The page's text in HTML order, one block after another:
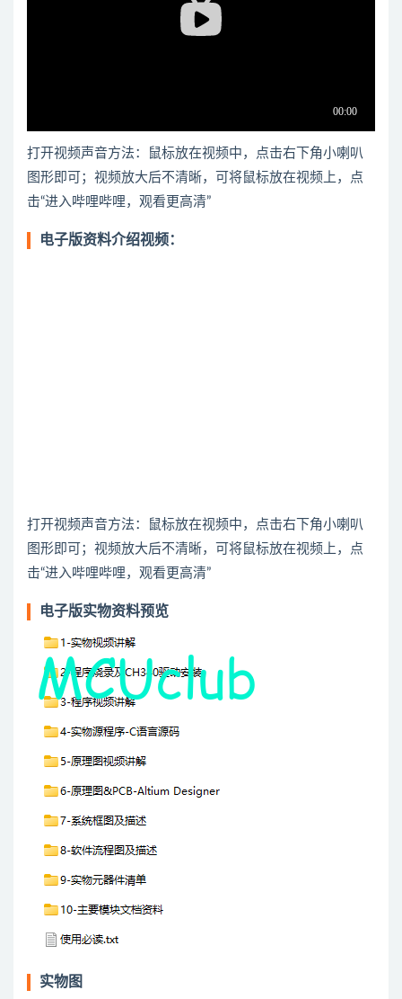
打开视频声音方法：鼠标放在视频中，点击右下角小喇叭
图形即可；视频放大后不清晰，可将鼠标放在视频上，点
击“进入哔哩哔哩，观看更高清”
电子版资料介绍视频：
打开视频声音方法：鼠标放在视频中，点击右下角小喇叭
图形即可；视频放大后不清晰，可将鼠标放在视频上，点
击“进入哔哩哔哩，观看更高清”
电子版实物资料预览
实物图